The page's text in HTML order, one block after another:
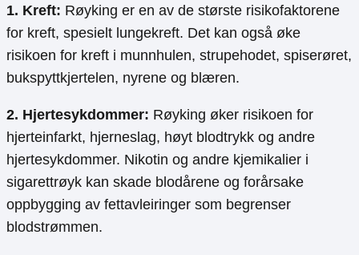
1. Kreft: Røyking er en av de største risikofaktorene
for kreft, spesielt lungekreft. Det kan også øke
risikoen for kreft i munnhulen, strupehodet, spiserøret,
bukspyttkjertelen, nyrene og blæren.
2. Hjertesykdommer: Røyking øker risikoen for
hjerteinfarkt, hjerneslag, høyt blodtrykk og andre
hjertesykdommer. Nikotin og andre kjemikalier i
sigarettrøyk kan skade blodårene og forårsake
oppbygging av fettavleiringer som begrenser
blodstrømmen.